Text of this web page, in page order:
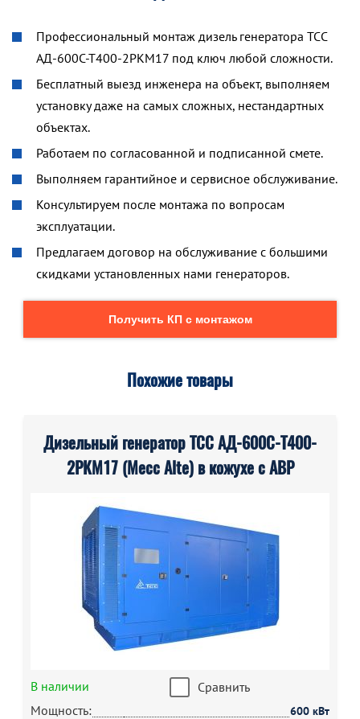
Профессиональный монтаж дизель генератора ТСС
АД-600С-Т400-2РКМ17 под ключ любой сложности.
Бесплатный выезд инженера на объект, выполняем
установку даже на самых сложных, нестандартных
объектах.
Работаем по согласованной и подписанной смете.
Выполняем гарантийное и сервисное обслуживание.
Консультируем после монтажа по вопросам
эксплуатации.
Предлагаем договор на обслуживание с большими
скидками установленных нами генераторов.
Получить КП с монтажом
Похожие товары
Дизельный генератор ТСС АД-600С-Т400-
2РКМ17 (Mecc Alte) в кожухе с АВР
В наличии
Сравнить
Мощность:
600 кВт